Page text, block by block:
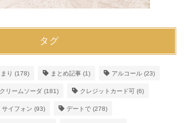
タグ
り (178) まとめ記事 (1) アルコール (23)
クリームソーダ (181) クレジットカード可 (6)
サイフォン (93) デートで (278)